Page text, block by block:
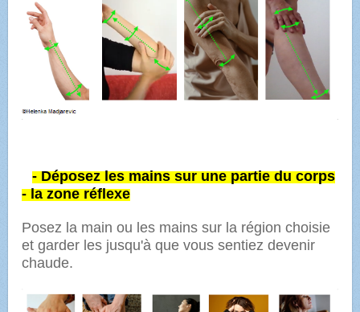
- Déposez les mains sur une partie du corps
- la zone réflexe
Posez la main ou les mains sur la région choisie
et garder les jusqu'à que vous sentiez devenir
chaude.